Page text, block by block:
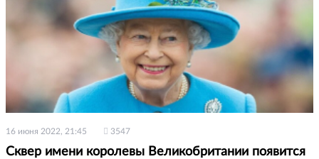
16 июня 2022, 21:45 3547
Сквер имени королевы Великобритании появится